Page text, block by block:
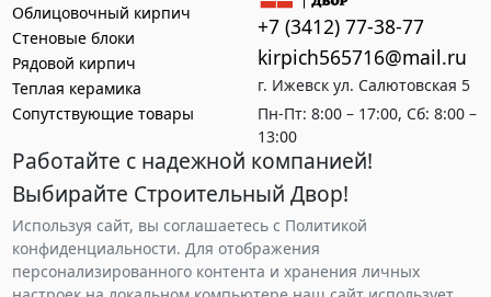
Работайте с надежной компанией!
Выбирайте Строительный Двор!
Используя сайт, вы соглашаетесь с Политикой
конфиденциальности. Для отображения
персонализированного контента и хранения личных
Облицовочный кирпич
Стеновые блоки
Рядовой кирпич
Теплая керамика
Сопутствующие товары
+7 (3412) 77-38-77
kirpich565716@mail.ru
г. Ижевск ул. Салютовская 5
Пн-Пт: 8:00 – 17:00, Сб: 8:00 –
13:00